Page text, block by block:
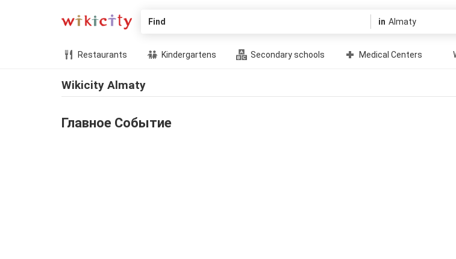
Find in
Restaurants Kindergartens Secondary schools Medical Centers
Wikicity Almaty
Главное Событие